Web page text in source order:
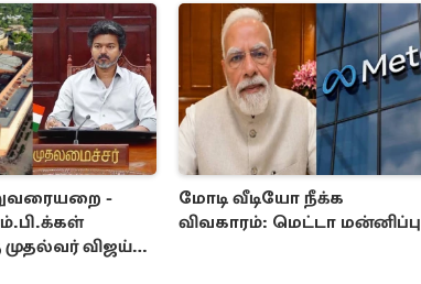
-
முதல்வர் விஜய்
மோடி வீடியோ நீக்க
விவகாரம்: மெட்டா மன்னிப்பு